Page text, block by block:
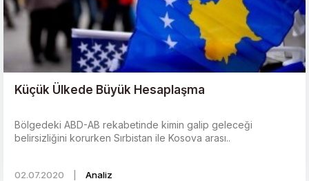
Küçük Ülkede Büyük Hesaplaşma
Bölgedeki ABD-AB rekabetinde kimin galip geleceği
belirsizliğini korurken Sırbistan ile Kosova arası..
02.07.2020 Analiz